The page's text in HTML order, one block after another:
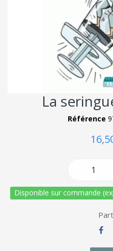
La
Référence
Disponible sur commande